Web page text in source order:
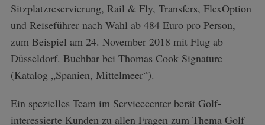
Sitzplatzreservierung, Rail & Fly, Transfers, FlexOption
und Reiseführer nach Wahl ab 484 Euro pro Person,
zum Beispiel am 24. November 2018 mit Flug ab
Düsseldorf. Buchbar bei Thomas Cook Signature
(Katalog „Spanien, Mittelmeer“).
Ein spezielles Team im Servicecenter berät Golf-
interessierte Kunden zu allen Fragen zum Thema Golf